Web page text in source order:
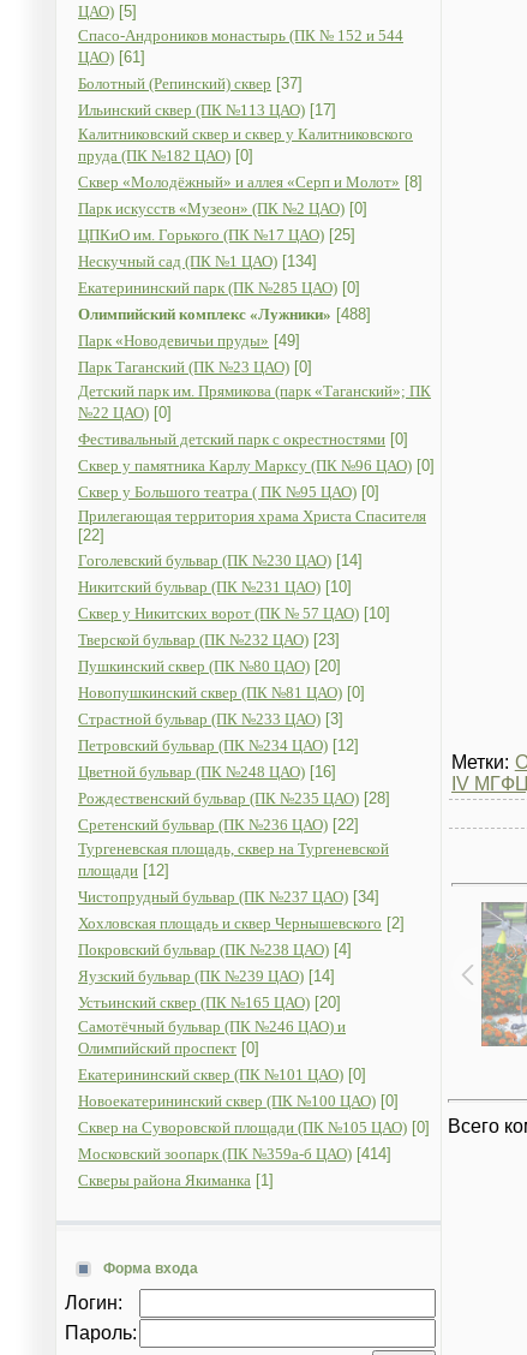
ЦАО) [5]
Спасо-Андроников монастырь (ПК № 152 и 544
ЦАО) [61]
Болотный (Репинский) сквер [37]
Ильинский сквер (ПК №113 ЦАО) [17]
Калитниковский сквер и сквер у Калитниковского
пруда (ПК №182 ЦАО) [0]
Сквер «Молодёжный» и аллея «Серп и Молот» [8]
Парк искусств «Музеон» (ПК №2 ЦАО) [0]
ЦПКиО им. Горького (ПК №17 ЦАО) [25]
Нескучный сад (ПК №1 ЦАО) [134]
Екатерининский парк (ПК №285 ЦАО) [0]
Олимпийский комплекс «Лужники» [488]
Парк «Новодевичьи пруды» [49]
Парк Таганский (ПК №23 ЦАО) [0]
Детский парк им. Прямикова (парк «Таганский»; ПК
№22 ЦАО) [0]
Фестивальный детский парк с окрестностями [0]
Сквер у памятника Карлу Марксу (ПК №96 ЦАО) [0]
Сквер у Большого театра ( ПК №95 ЦАО) [0]
Прилегающая территория храма Христа Спасителя
[22]
Гоголевский бульвар (ПК №230 ЦАО) [14]
Никитский бульвар (ПК №231 ЦАО) [10]
Сквер у Никитских ворот (ПК № 57 ЦАО) [10]
Тверской бульвар (ПК №232 ЦАО) [23]
Пушкинский сквер (ПК №80 ЦАО) [20]
Новопушкинский сквер (ПК №81 ЦАО) [0]
Страстной бульвар (ПК №233 ЦАО) [3]
Петровский бульвар (ПК №234 ЦАО) [12]
Цветной бульвар (ПК №248 ЦАО) [16]
Рождественский бульвар (ПК №235 ЦАО) [28]
Сретенский бульвар (ПК №236 ЦАО) [22]
Тургеневская площадь, сквер на Тургеневской
площади [12]
Чистопрудный бульвар (ПК №237 ЦАО) [34]
Хохловская площадь и сквер Чернышевского [2]
Покровский бульвар (ПК №238 ЦАО) [4]
Яузский бульвар (ПК №239 ЦАО) [14]
Устьинский сквер (ПК №165 ЦАО) [20]
Самотёчный бульвар (ПК №246 ЦАО) и
Олимпийский проспект [0]
Екатерининский сквер (ПК №101 ЦАО) [0]
Новоекатерининский сквер (ПК №100 ЦАО) [0]
Сквер на Суворовской площади (ПК №105 ЦАО) [0]
Московский зоопарк (ПК №359а-б ЦАО) [414]
Скверы района Якиманка [1]
Форма входа
Логин:
Пароль:
Метки:
IV
Всего